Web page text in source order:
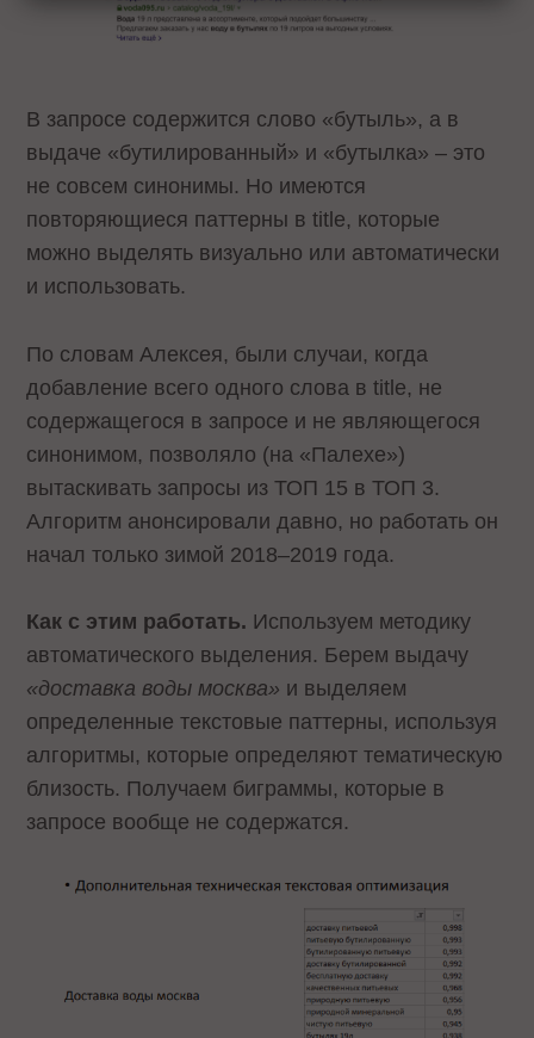
В запросе содержится слово «бутыль», а в
выдаче «бутилированный» и «бутылка» – это
не совсем синонимы. Но имеются
повторяющиеся паттерны в title, которые
можно выделять визуально или автоматически
и использовать.
По словам Алексея, были случаи, когда
добавление всего одного слова в title, не
содержащегося в запросе и не являющегося
синонимом, позволяло (на «Палехе»)
вытаскивать запросы из ТОП 15 в ТОП 3.
Алгоритм анонсировали давно, но работать он
начал только зимой 2018–2019 года.
Как с этим работать. Используем методику
автоматического выделения. Берем выдачу
«доставка воды москва» и выделяем
определенные текстовые паттерны, используя
алгоритмы, которые определяют тематическую
близость. Получаем биграммы, которые в
запросе вообще не содержатся.